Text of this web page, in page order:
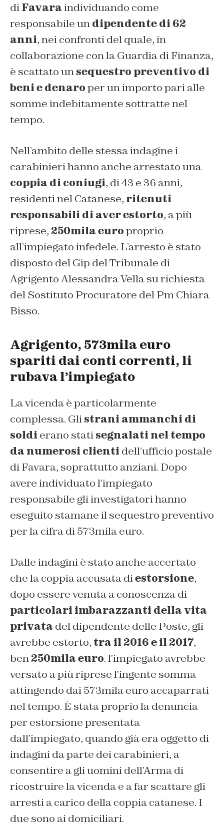
diFavaraindividuando come
responsabile undipendente di 62
anni, nei confronti del quale, in
collaborazione con la Guardia di Finanza,
è scattato unsequestro preventivo di
beni e denaroper un importo pari alle
somme indebitamente sottratte nel
tempo.
Nell’ambito delle stessa indagine i
carabinieri hanno anche arrestato una
coppia di coniugi, di 43 e 36 anni,
residenti nel Catanese, ritenuti
responsabili di aver estorto, a più
riprese, 250mila europroprio
all’impiegato infedele. L’arresto è stato
disposto del Gip del Tribunale di
Agrigento Alessandra Vella su richiesta
del Sostituto Procuratore del Pm Chiara
Bisso.
Agrigento, 573mila euro
spariti dai conti correnti, li
rubava l’impiegato
La vicenda è particolarmente
complessa. Glistrani ammanchi di
soldi erano statisegnalati nel tempo
da numerosi clienti dell’ufficio postale
di Favara, soprattutto anziani. Dopo
avere individuato l’impiegato
responsabile gli investigatori hanno
eseguito stamane il sequestro preventivo
per la cifra di 573mila euro.
Dalle indagini è stato anche accertato
che la coppia accusata diestorsione,
dopo essere venuta a conoscenza di
particolari imbarazzanti della vita
privata del dipendente delle Poste, gli
avrebbe estorto, tra il 2016 e il 2017,
ben250mila euro. l’impiegato avrebbe
versato a più riprese l’ingente somma
attingendo dai 573mila euro accaparrati
nel tempo. È stata proprio la denuncia
per estorsione presentata
dall’impiegato, quando già era oggetto di
indagini da parte dei carabinieri, a
consentire a gli uomini dell’Arma di
ricostruire la vicenda e a far scattare gli
arresti a carico della coppia catanese. I
due sono ai domiciliari.